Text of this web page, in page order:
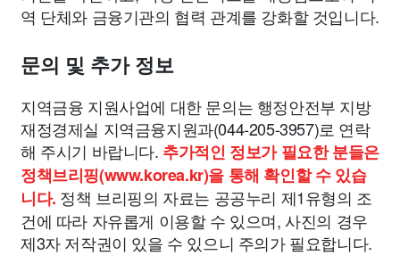
역 단체와 금융기관의 협력 관계를 강화할 것입니다.
문의 및 추가 정보
지역금융 지원사업에 대한 문의는 행정안전부 지방
재정경제실 지역금융지원과(044-205-3957)로 연락
해 주시기 바랍니다. 추가적인 정보가 필요한 분들은
정책브리핑(www.korea.kr)을 통해 확인할 수 있습
니다. 정책 브리핑의 자료는 공공누리 제1유형의 조
건에 따라 자유롭게 이용할 수 있으며, 사진의 경우
제3자 저작권이 있을 수 있으니 주의가 필요합니다.